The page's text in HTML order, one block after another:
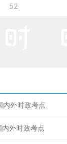
52
外时政考点
外时政考点